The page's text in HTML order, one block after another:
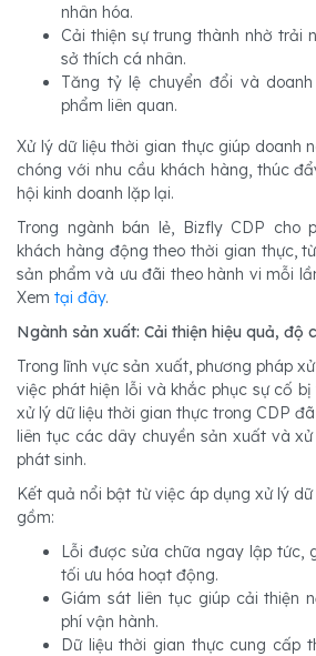
nhân hóa.
Cải thiện sự trung thành nhờ trải
sở thích cá nhân.
Tăng tỷ lệ chuyển đổi và
phẩm liên quan.
Xử lý dữ liệu thời gian thực giúp doanh
chóng với nhu cầu khách hàng, thúc
hội kinh doanh lặp lại.
Trong ngành bán lẻ, Bizfly CDP cho
khách hàng động theo thời gian thực,
sản phẩm và ưu đãi theo hành vi mỗi
Xem tại đây.
Ngành sản xuất: Cải thiện hiệu quả, độ
Trong lĩnh vực sản xuất, phương pháp
việc phát hiện lỗi và khắc phục sự cố
xử lý dữ liệu thời gian thực trong CDP
liên tục các dây chuyền sản xuất và
phát sinh.
Kết quả nổi bật từ việc áp dụng xử lý
gồm:
Lỗi được sửa chữa ngay lập tức,
tối ưu hóa hoạt động.
Giám sát liên tục giúp cải thiện
phí vận hành.
Dữ liệu thời gian thực cung cấp